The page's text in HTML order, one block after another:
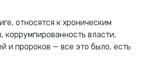
относятся к хроническим
власти,
и пророков — все это было, есть